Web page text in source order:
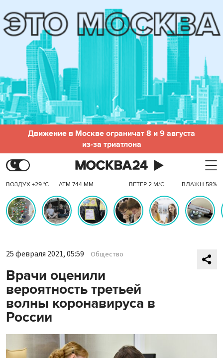
Движение в Москве ограничат 8 и 9 августа
из-за триатлона
ВОЗДУХ +29 °C АТМ 744 ММ ВЕТЕР 2 М/С ВЛАЖН 58%
25 февраля 2021, 05:59 Общество
Врачи оценили
вероятность третьей
волны коронавируса в
России